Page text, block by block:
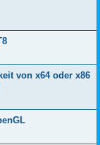
von x64 oder x86